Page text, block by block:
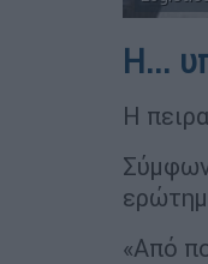
Η...
Η
«Από